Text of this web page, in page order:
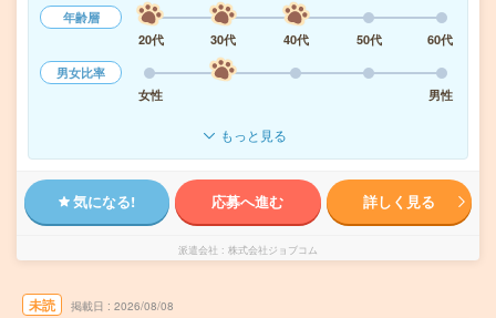
年齢層
20代
30代 40代 50代
60代
男女比率
女性
男性
もっと見る
気になる! 応募へ進む 詳しく見る
派遣会社 株式会社ジョブコム
未読 掲載日 2026/08/08